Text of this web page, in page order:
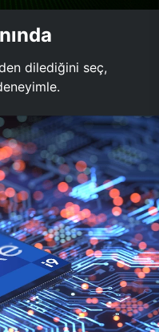
dilediğini seç,